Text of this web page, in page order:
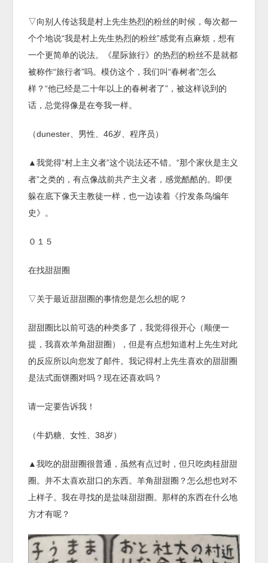
▽向别人传达我是村上先生热烈的粉丝的时候，每次都一
个个地说“我是村上先生热烈的粉丝”感觉有点麻烦，想有
一个更简单的说法。《星际旅行》的热烈的粉丝不是就都
被称作“旅行者”吗。模仿这个，我们叫“春树者”怎么
样？“他已经是二十年以上的春树者了”，被这样说到的
话，总觉得像是在夸我一样。
（dunester、男性、46岁、程序员）
▲我觉得“村上主义者”这个说法还不错。“那个家伙是主义
者”之类的，有点像战前共产主义者，感觉酷酷的。即便
躲在底下像天主教徒一样，也一边读着《拧发条鸟编年
史》。
０１５
在找甜甜圈
▽关于最近甜甜圈的事情您是怎么想的呢？
甜甜圈比以前可选的种类多了，我觉得很开心（顺便一
提，我喜欢羊角甜甜圈），但是有点想知道村上先生对此
的反应所以向您发了邮件。我记得村上先生喜欢的甜甜圈
是法式面饼圈对吗？现在还喜欢吗？
请一定要告诉我！
（牛奶糖、女性、38岁）
▲我吃的甜甜圈很普通，虽然有点过时，但只吃肉桂甜甜
圈。并不太喜欢甜口的东西。羊角甜甜圈？怎么想也对不
上样子。我在寻找的是盐味甜甜圈。那样的东西在什么地
方才有呢？